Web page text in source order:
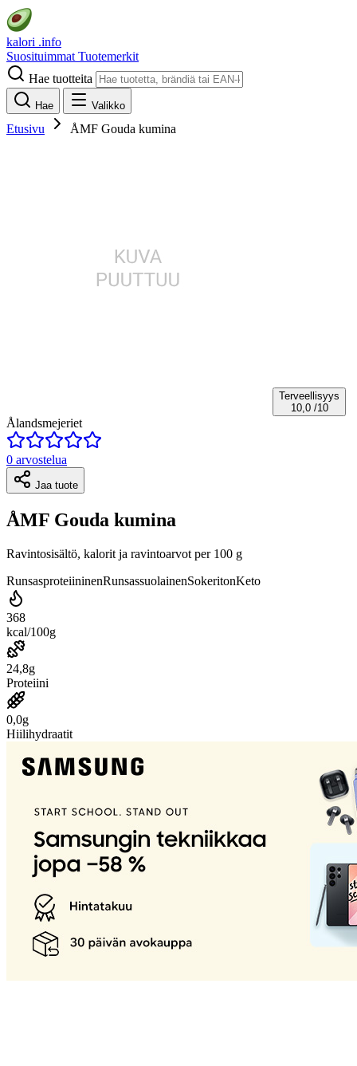
kalori .info
Suosituimmat Tuotemerkit
Hae tuotteita
Hae Valikko
Etusivu ÅMF Gouda kumina
Terveellisyys
10,0 /10
Ålandsmejeriet
0 arvostelua
Jaa tuote
ÅMF Gouda kumina
Ravintosisältö, kalorit ja ravintoarvot per 100 g
RunsasproteiininenRunsassuolainenSokeritonKeto
368
kcal/100g
24,8g
Proteiini
0,0g
Hiilihydraatit